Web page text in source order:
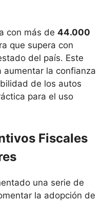
con más de 44.000
que supera con
del país. Este
aumentar la confianza
de los autos
para el uso
Fiscales
una serie de
la adopción de